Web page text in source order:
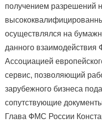
получением разрешений
осуществлялся на
данного
Ассоциацией
сервис, позволяющий
зарубежного бизнеса
сопутствующие
Глава ФМС России